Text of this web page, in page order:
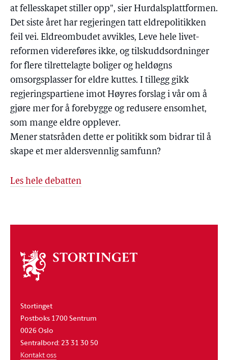
at fellesskapet stiller opp", sier Hurdalsplattformen.
Det siste året har regjeringen tatt eldrepolitikken
feil vei. Eldreombudet avvikles, Leve hele livet-
reformen videreføres ikke, og tilskuddsordninger
for flere tilrettelagte boliger og heldøgns
omsorgsplasser for eldre kuttes. I tillegg gikk
regjeringspartiene imot Høyres forslag i vår om å
gjøre mer for å forebygge og redusere ensomhet,
som mange eldre opplever.
Mener statsråden dette er politikk som bidrar til å
skape et mer aldersvennlig samfunn?
Les hele debatten
Om
stortinget
Stortinget
Postboks 1700 Sentrum
0026 Oslo
Sentralbord: 23 31 30 50
Kontakt oss